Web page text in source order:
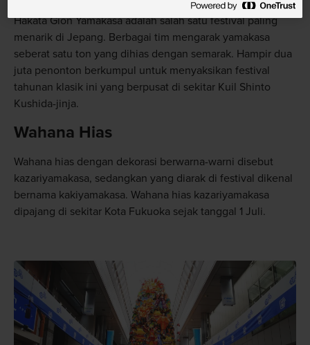
Hakata Gion Yamakasa adalah salah satu festival paling
menarik di Jepang. Berbagai tim mengarak yamakasa
seberat satu ton yang dihias dengan semarak. Hampir dua
juta penonton berkumpul untuk menyaksikan festival
tahunan klasik ini yang berpusat di sekitar Kuil Shinto
Kushida-jinja.
Wahana Hias
Wahana hias dengan dekorasi berwarna-warni disebut
kazariyamakasa, sedangkan yang diarak di festival dikenal
bernama kakiyamakasa. Wahana hias kazariyamakasa
dipajang di sekitar Kota Fukuoka sejak tanggal 1 Juli.